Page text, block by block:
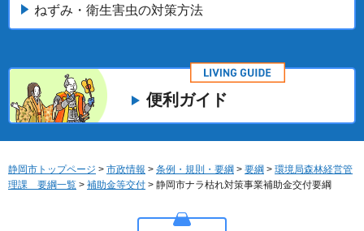
ねずみ・衛生害虫の対策方法
便利ガイド
静岡市トップページ > 市政情報 > 条例・規則・要綱 > 要綱 > 環境局森林経営管
理課 要綱一覧 > 補助金等交付 > 静岡市ナラ枯れ対策事業補助金交付要綱